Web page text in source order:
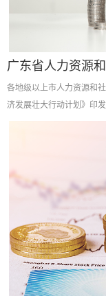
广东省人力资源
各地级以上市人力资源和
济发展壮大行动计划》印